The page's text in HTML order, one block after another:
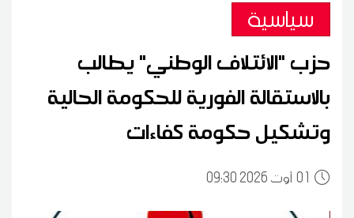
سياسية
حزب "الائتلاف الوطني" يطالب
بالاستقالة الفورية للحكومة الحالية
وتشكيل حكومة كفاءات
0109:30 2026 أوت